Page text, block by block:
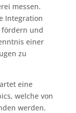
messen.
Integration
fördern und
einer
zu
eine
welche von
werden.